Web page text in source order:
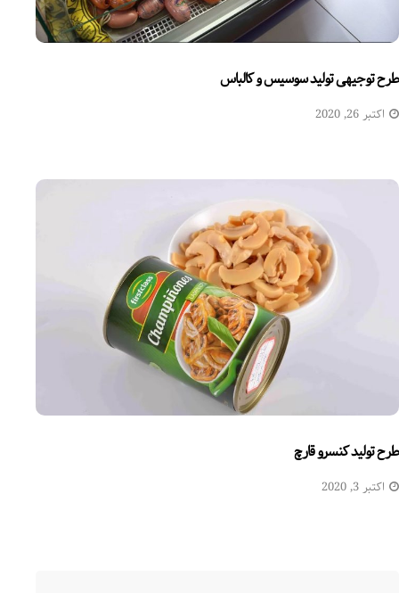
طرح توجیهی تولید سوسیس و کالباس
اکتبر 26, 2020
طرح تولید کنسرو قارچ
اکتبر 3, 2020